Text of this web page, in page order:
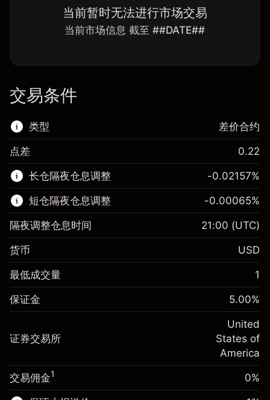
当前暂时无法进行市场交易
当前市场信息 截至 ##DATE##
交易条件
类型
该金融市场可进行差价合约交易。
了解更多:
差价合约
差价合约
点差 0.22
长仓隔夜仓息调整
保证金。您的投资 $1,000.00
隔夜仓息
-0.021568
%
(-$4.31)
来自杠杆的资金 - 美元（大约值）
$19,000.00
前往平台
-0.02157%
短仓隔夜仓息调整
保证金。您的投资 $1,000.00
隔夜仓息
-0.000654
%
(-$0.13)
$20,000.00
来自杠杆的资金 - 美元（大约值）$19,000.00
-0.00065%
隔夜调整仓息时间 21:00 (UTC)
货币 USD
最低成交量 1
保证金 5.00%
证券交易所
United
States of
America
交易佣金1 0%